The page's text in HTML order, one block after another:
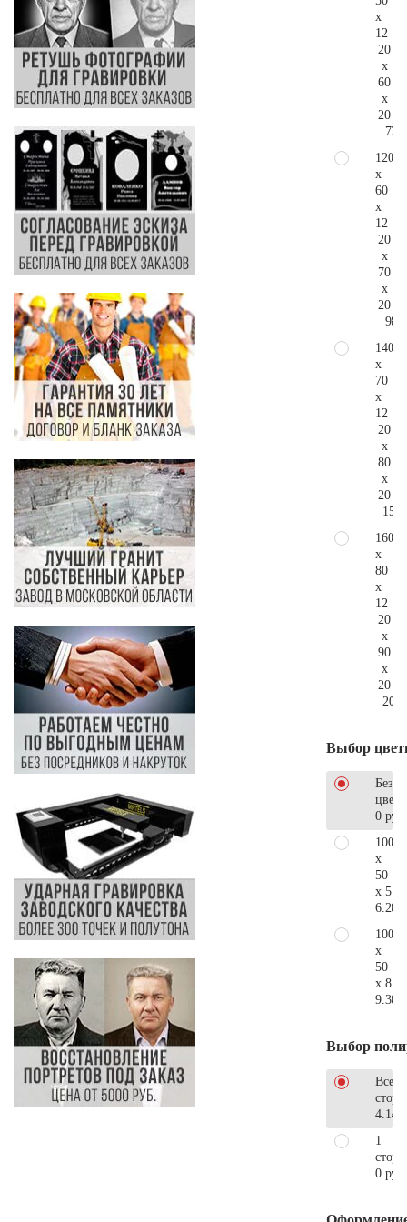
x
12
20
x
60
x
20
120
x
60
x
12
20
x
70
x
20
140
x
70
x
12
20
x
80
x
20
160
x
80
x
12
20
x
90
x
20
Выбор
Без
0 руб.
100
x
50
x 5
100
x
50
x 8
Выбор
Все
1
0 руб.